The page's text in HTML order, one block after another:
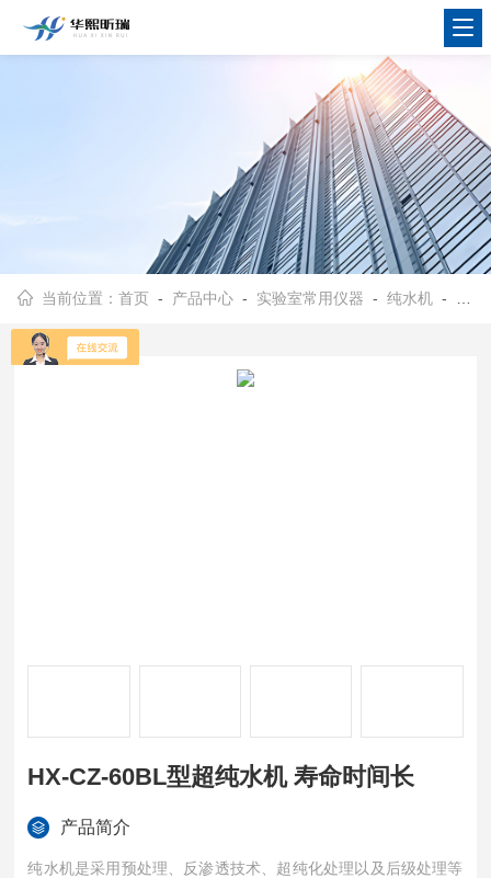
当前位置：首页 - 产品中心 - 实验室常用仪器 -纯水机 - 华熙昕瑞HX-CZ-60BL型超纯水机 寿命时间长
HX-CZ-60BL型超纯水机 寿命时间长
产品简介
纯水机是采用预处理、反渗透技术、超纯化处理以及后级处理等